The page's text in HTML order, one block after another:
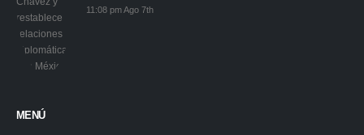
11:08 pm Ago 7th
MENÚ